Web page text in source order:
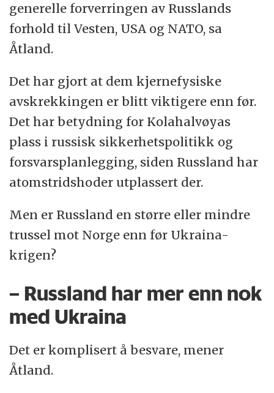
generelle forverringen av Russlands
forhold til Vesten, USA og NATO, sa
Åtland.
Det har gjort at dem kjernefysiske
avskrekkingen er blitt viktigere enn før.
Det har betydning for Kolahalvøyas
plass i russisk sikkerhetspolitikk og
forsvarsplanlegging, siden Russland har
atomstridshoder utplassert der.
Men er Russland en større eller mindre
trussel mot Norge enn før Ukraina-
krigen?
– Russland har mer enn nok
med Ukraina
Det er komplisert å besvare, mener
Åtland.